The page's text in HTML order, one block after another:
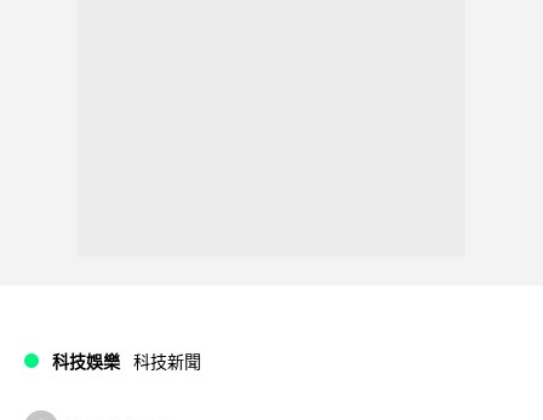
科技娛樂 科技新聞